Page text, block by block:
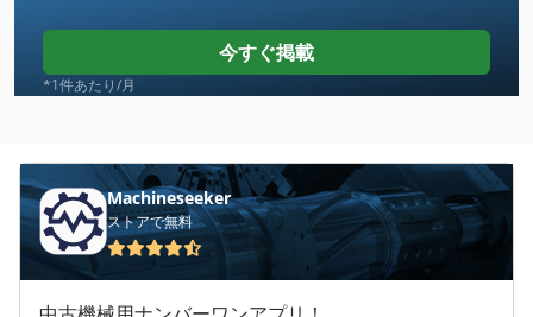
Claas Arion 630 Cis
Claas Arion 640
Claas Arion 650 Cebis
Claas Axion 810 Cmatic
Claas Axion 820
今すぐ掲載
*1件あたり/月
Machineseeker
ストアで無料